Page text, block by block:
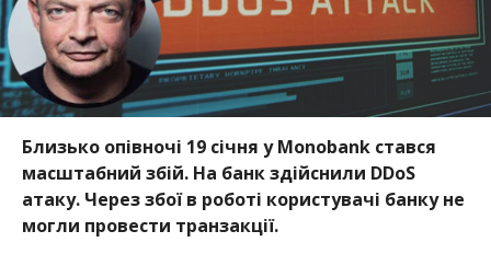
Близько опівночі 19 січня у Monobank стався
масштабний збій. На банк здійснили DDoS
атаку. Через збої в роботі користувачі банку не
могли провести транзакції.